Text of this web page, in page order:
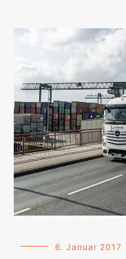
6. Januar 2017